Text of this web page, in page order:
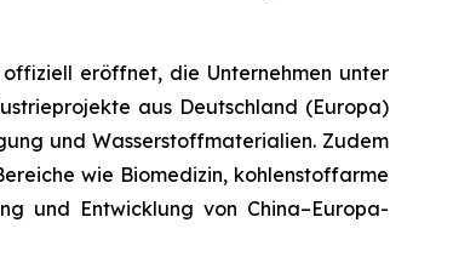
eröffnet, die Unternehmen unter
aus Deutschland (Europa)
und Wasserstoffmaterialien. Zudem
wie Biomedizin, kohlenstoffarme
und Entwicklung von China–Europa-